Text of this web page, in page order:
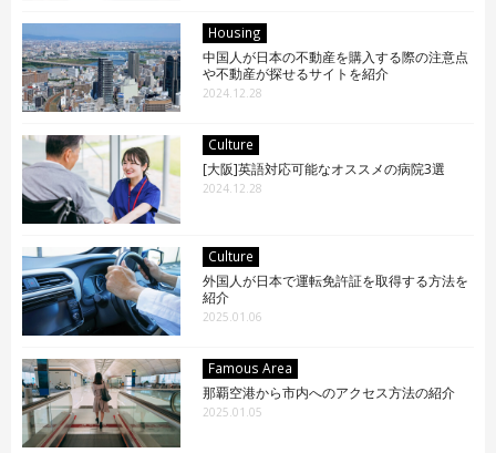
Housing
中国人が日本の不動産を購入する際の注意点
や不動産が探せるサイトを紹介
2024.12.28
Culture
[大阪]英語対応可能なオススメの病院3選
2024.12.28
Culture
外国人が日本で運転免許証を取得する方法を
紹介
2025.01.06
Famous Area
那覇空港から市内へのアクセス方法の紹介
2025.01.05